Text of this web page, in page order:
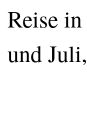
Reise
und